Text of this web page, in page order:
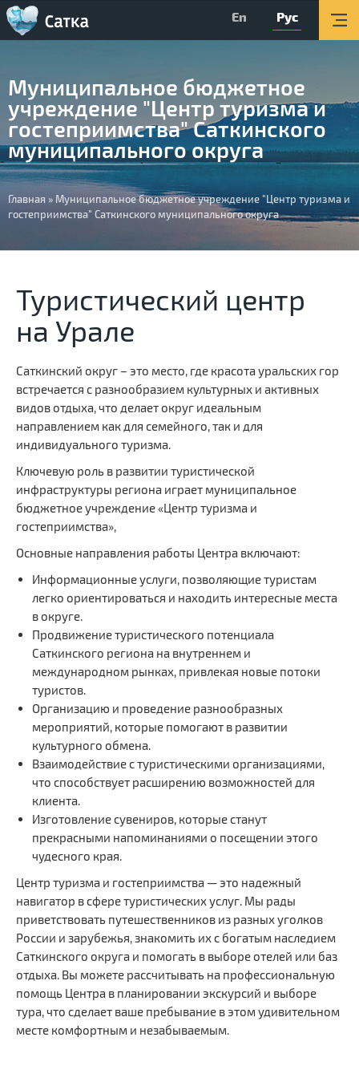
Об округе
Организации
Туризм
О Центре
Обратная связь
Поиск
En Рус
Муниципальное бюджетное
учреждение "Центр туризма и
гостеприимства" Саткинского
муниципального округа
Вы
здесь
Главная » Муниципальное бюджетное учреждение "Центр туризма и
гостеприимства" Саткинского муниципального округа
Туристический центр
на Урале
Саткинский округ – это место, где красота уральских гор
встречается с разнообразием культурных и активных
видов отдыха, что делает округ идеальным
направлением как для семейного, так и для
индивидуального туризма.
Ключевую роль в развитии туристической
инфраструктуры региона играет муниципальное
бюджетное учреждение «Центр туризма и
гостеприимства»,
Основные направления работы Центра включают:
Информационные услуги, позволяющие туристам
легко ориентироваться и находить интересные места
в округе.
Продвижение туристического потенциала
Саткинского региона на внутреннем и
международном рынках, привлекая новые потоки
туристов.
Организацию и проведение разнообразных
мероприятий, которые помогают в развитии
культурного обмена.
Взаимодействие с туристическими организациями,
что способствует расширению возможностей для
клиента.
Изготовление сувениров, которые станут
прекрасными напоминаниями о посещении этого
чудесного края.
Центр туризма и гостеприимства — это надежный
навигатор в сфере туристических услуг. Мы рады
приветствовать путешественников из разных уголков
России и зарубежья, знакомить их с богатым наследием
Саткинского округа и помогать в выборе отелей или баз
отдыха. Вы можете рассчитывать на профессиональную
помощь Центра в планировании экскурсий и выборе
тура, что сделает ваше пребывание в этом удивительном
месте комфортным и незабываемым.